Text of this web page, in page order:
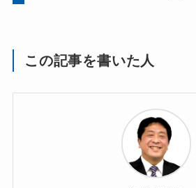
この記事を書いた人